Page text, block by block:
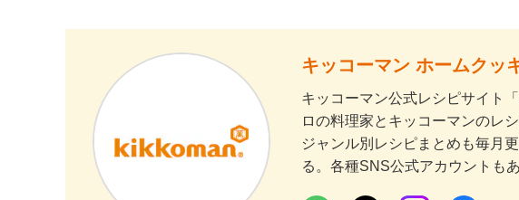
キッコーマン ホームクッ
キッコーマン公式レシピサイト
ロの料理家とキッコーマンのレ
ジャンル別レシピまとめも毎月
る。各種SNS公式アカウントもあ